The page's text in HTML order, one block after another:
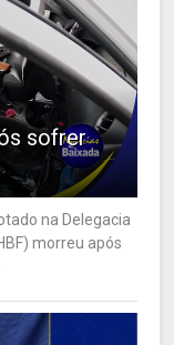
sofrer
na Delegacia
morreu após